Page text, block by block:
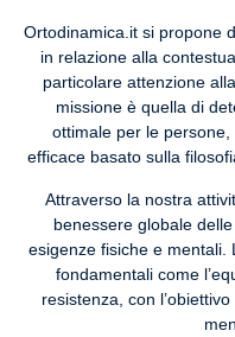
Ortodinamica.it si propone
in relazione alla
particolare attenzione
missione è quella di
ottimale per le
efficace basato sulla
Attraverso la nostra
benessere globale
esigenze fisiche e mentali.
fondamentali come
resistenza, con